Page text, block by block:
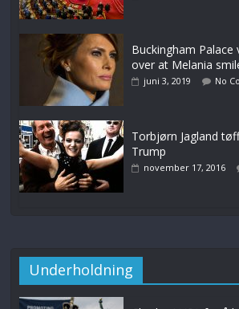
Buckingham
over at Melania
juni 3, 2019 No
Torbjørn Jagland
Trump
november 17, 2016
Underholdning